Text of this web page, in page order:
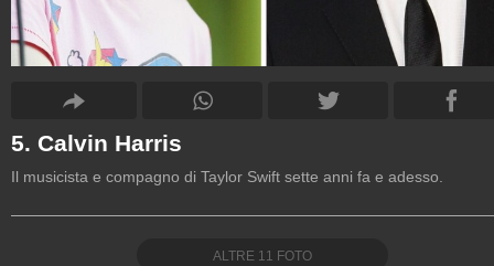
5. Calvin Harris
Il musicista e compagno di Taylor Swift sette anni fa e adesso.
ALTRE 11 FOTO